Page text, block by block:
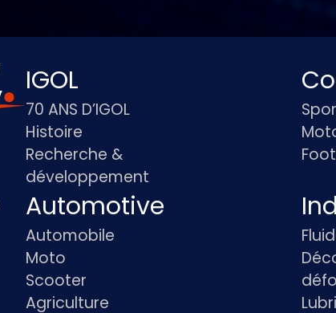
IGOL
70 ANS D’IGOL
Histoire
Recherche &
développement
Automotive
Automobile
Moto
Scooter
Agriculture